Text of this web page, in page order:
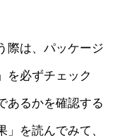
際は、パッケージ
を必ずチェック
あるかを確認する
を読んでみて、